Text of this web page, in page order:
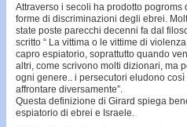
Attraverso i secoli ha prodotto
forme di discriminazioni degli ebrei.
state poste parecchi decenni fa dal
scritto “ La vittima o le vittime di
capro espiatorio, soprattutto quando
altri, come scrivono molti dizionari, ma
ogni genere.. i persecutori eludono
affrontare diversamente”.
Questa definizione di Girard spiega
espiatorio di ebrei e Israele.